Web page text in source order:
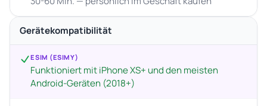
Gerätekompatibilität
ESIM (ESIMY)
Funktioniert mit iPhone XS+ und den meisten
Android-Geräten (2018+)